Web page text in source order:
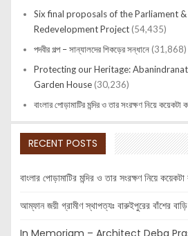
Six final proposals of the Parliament
Redevelopment Project (54,435)
পদবীর গল্প – সান্যালদের শিকড়ের সন্ধানে (31,868)
Protecting our Heritage:
Garden House (30,236)
বাংলার পোড়ামাটির মন্দির ও তার সংরক্ষণ নিয়ে কয়েকটা
RECENT POSTS
বাংলার পোড়ামাটির মন্দির ও তার সংরক্ষণ নিয়ে
আম্ফান জয়ী গ্রামীণ স্থাপত্যঃ বারুইপুরের বাঁশের বাড়ি
In Memoriam – Architect Deba